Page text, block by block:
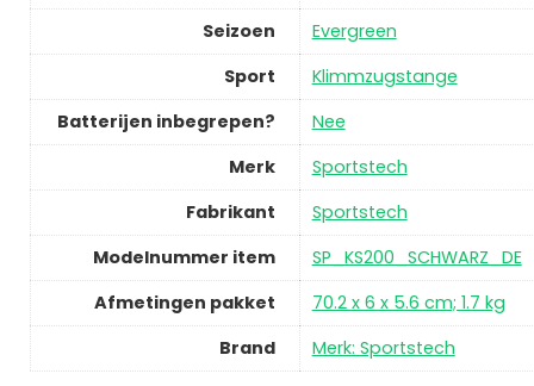
Seizoen
Evergreen
Sport
Klimmzugstange
Batterijen inbegrepen?
Nee
Merk
Sportstech
Fabrikant
Sportstech
Modelnummer item
SP_KS200_SCHWARZ_DE
Afmetingen pakket
70.2 x 6 x 5.6 cm; 1.7 kg
Brand
Merk: Sportstech